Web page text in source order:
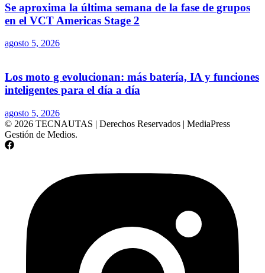
Se aproxima la última semana de la fase de grupos
en el VCT Americas Stage 2
agosto 5, 2026
Los moto g evolucionan: más batería, IA y funciones
inteligentes para el día a día
agosto 5, 2026
© 2026 TECNAUTAS | Derechos Reservados | MediaPress
Gestión de Medios.